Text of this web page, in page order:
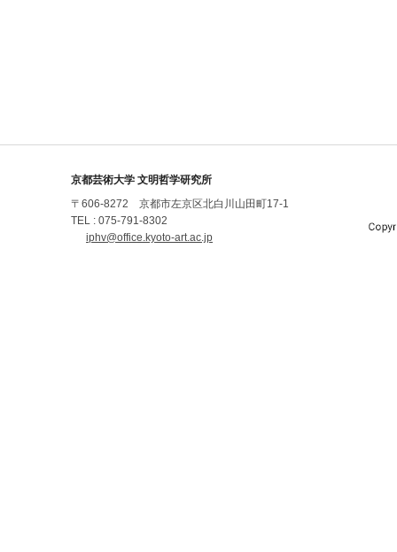
京都芸術大学 文明哲学研究所
〒606-8272 京都市左京区北白川山田町17-1
TEL : 075-791-8302
iphv@office.kyoto-art.ac.jp